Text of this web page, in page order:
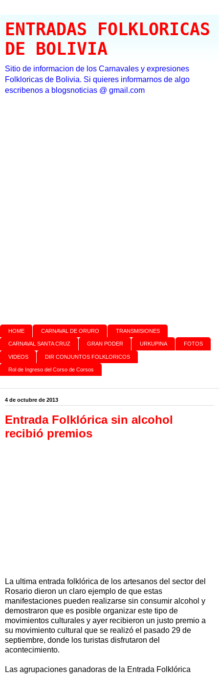
ENTRADAS FOLKLORICAS
DE BOLIVIA
Sitio de informacion de los Carnavales y expresiones
Folkloricas de Bolivia. Si quieres informarnos de algo
escribenos a blogsnoticias @ gmail.com
HOME CARNAVAL DE ORURO TRANSMISIONES
CARNAVAL SANTA CRUZ GRAN PODER URKUPINA FOTOS
VIDEOS DIR CONJUNTOS FOLKLORICOS
Rol de Ingreso del Corso de Corsos
4 de octubre de 2013
Entrada Folklórica sin alcohol
recibió premios
La ultima entrada folklórica de los artesanos del sector del
Rosario dieron un claro ejemplo de que estas
manifestaciones pueden realizarse sin consumir alcohol y
demostraron que es posible organizar este tipo de
movimientos culturales y ayer recibieron un justo premio a
su movimiento cultural que se realizó el pasado 29 de
septiembre, donde los turistas disfrutaron del
acontecimiento.
Las agrupaciones ganadoras de la Entrada Folklórica